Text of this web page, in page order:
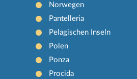
Norwegen
Pantelleria
Pelagischen Inseln
Polen
Ponza
Procida